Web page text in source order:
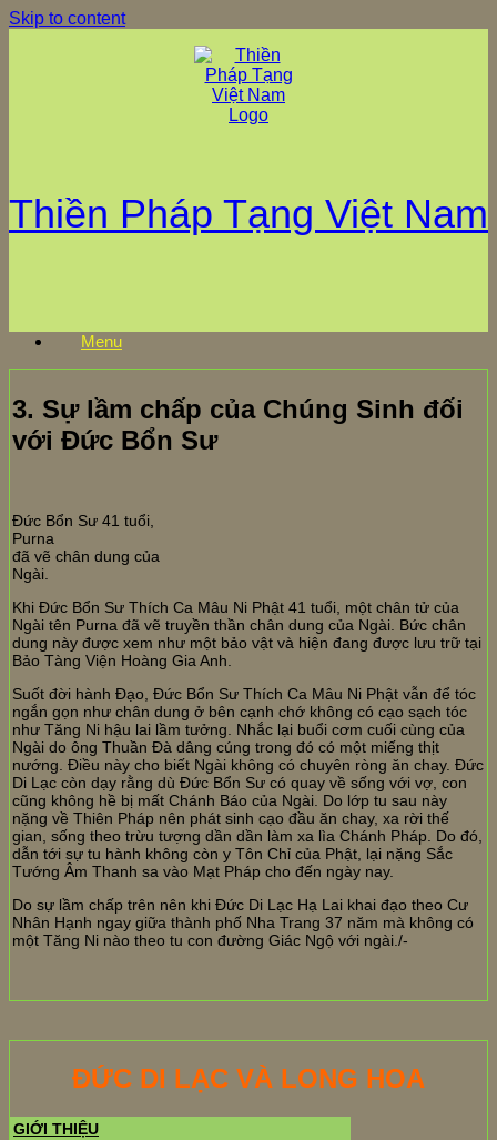
Skip to content
Thiền Pháp Tạng Việt Nam
Menu
3. Sự lầm chấp của Chúng Sinh đối
với Đức Bổn Sư
Đức Bổn Sư 41 tuổi,
Purna
đã vẽ chân dung của
Ngài.
Khi Đức Bổn Sư Thích Ca Mâu Ni Phật 41 tuổi, một chân tử của
Ngài tên Purna đã vẽ truyền thần chân dung của Ngài. Bức chân
dung này được xem như một bảo vật và hiện đang được lưu trữ tại
Bảo Tàng Viện Hoàng Gia Anh.
Suốt đời hành Đạo, Đức Bổn Sư Thích Ca Mâu Ni Phật vẫn để tóc
ngắn gọn như chân dung ở bên cạnh chớ không có cạo sạch tóc
như Tăng Ni hậu lai lầm tưởng. Nhắc lại buổi cơm cuối cùng của
Ngài do ông Thuần Đà dâng cúng trong đó có một miếng thịt
nướng. Điều này cho biết Ngài không có chuyên ròng ăn chay. Đức
Di Lạc còn dạy rằng dù Đức Bổn Sư có quay về sống với vợ, con
cũng không hề bị mất Chánh Báo của Ngài. Do lớp tu sau này
nặng về Thiên Pháp nên phát sinh cạo đầu ăn chay, xa rời thế
gian, sống theo trừu tượng dần dần làm xa lìa Chánh Pháp. Do đó,
dẫn tới sự tu hành không còn y Tôn Chỉ của Phật, lại nặng Sắc
Tướng Âm Thanh sa vào Mạt Pháp cho đến ngày nay.
Do sự lầm chấp trên nên khi Đức Di Lạc Hạ Lai khai đạo theo Cư
Nhân Hạnh ngay giữa thành phố Nha Trang 37 năm mà không có
một Tăng Ni nào theo tu con đường Giác Ngộ với ngài./-
ĐỨC DI LẠC VÀ LONG HOA
GIỚI THIỆU